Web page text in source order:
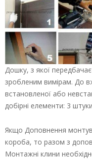
Дошку, з якої
зробленим вимірам. До
встановленої або
добірні елементи: 3
Якщо Доповнення
короба, то разом з
Монтажні клини